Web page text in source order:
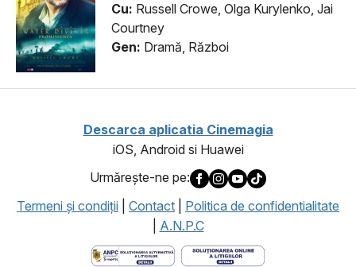
Cu: Russell Crowe, Olga Kurylenko, Jai
Courtney
Gen: Dramă, Război
Descarca aplicatia Cinemagia
iOS, Android si Huawei
Urmăreşte-ne pe:
Termeni şi condiţii
Contact
Politica de confidentialitate
A.N.P.C